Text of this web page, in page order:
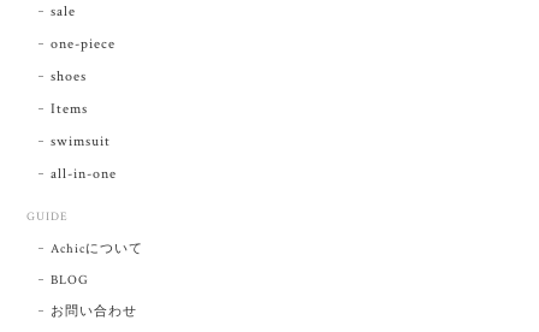
sale
one-piece
shoes
Items
swimsuit
all-in-one
GUIDE
Achicについて
BLOG
お問い合わせ